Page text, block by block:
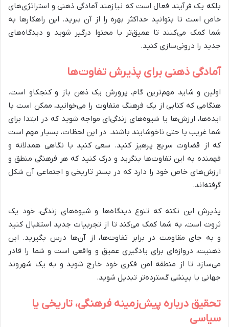
بلکه یک فرآیند فعال است که نیازمند آمادگی ذهنی و استراتژی‌های
خاص است تا بتوانید حداکثر بهره را از آن ببرید. این راهکارها به
شما کمک می‌کنند تا عمیق‌تر با محتوا درگیر شوید و دیدگاه‌های
جدید را درونی‌سازی کنید.
آمادگی ذهنی برای پذیرش تفاوت‌ها
اولین و شاید مهم‌ترین گام، پرورش یک ذهن باز و کنجکاو است.
هنگامی که کتابی از یک فرهنگ متفاوت را می‌خوانید، ممکن است با
ایده‌ها، ارزش‌ها یا شیوه‌های زندگی‌ای مواجه شوید که در ابتدا برای
شما غریب یا حتی ناخوشایند باشند. در این لحظات، بسیار مهم است
که از قضاوت سریع پرهیز کنید. سعی کنید با نگاهی همدلانه و
فهمنده به این تفاوت‌ها بنگرید و درک کنید که هر فرهنگی منطق و
ارزش‌های خاص خود را دارد که در بستر تاریخی و اجتماعی آن شکل
گرفته‌اند.
پذیرش این نکته که تنوع دیدگاه‌ها و شیوه‌های زندگی، خود یک
ثروت است، به شما کمک می‌کند تا از تجربیات جدید استقبال کنید
و به جای مقاومت در برابر تفاوت‌ها، از آن‌ها درس بگیرید. این
ذهنیت، دروازه‌ای برای یادگیری عمیق و واقعی است و شما را قادر
می‌سازد تا از منطقه امن فکری خود خارج شوید و به یک شهروند
جهانی با بینشی گسترده‌تر تبدیل شوید.
تحقیق درباره پیش‌زمینه فرهنگی، تاریخی یا
سیاسی